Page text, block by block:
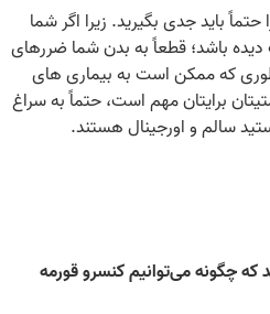
باید جدی بگیرید. زیرا اگر شما
باشد؛ قطعاً به بدن شما ضررهای
طوری که ممکن است به بیماری‌ های
برایتان مهم است، حتماً به سراغ
سالم و اورجینال هستند.
که چگونه می‌توانیم کنسرو قورمه